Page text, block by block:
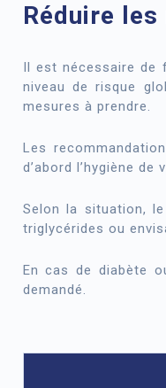
Réduire
Il est nécessaire de
niveau de risque
mesures à prendre.
Les
d’abord l’hygiène
Selon la situation,
triglycérides ou
En cas de diabète
demandé.